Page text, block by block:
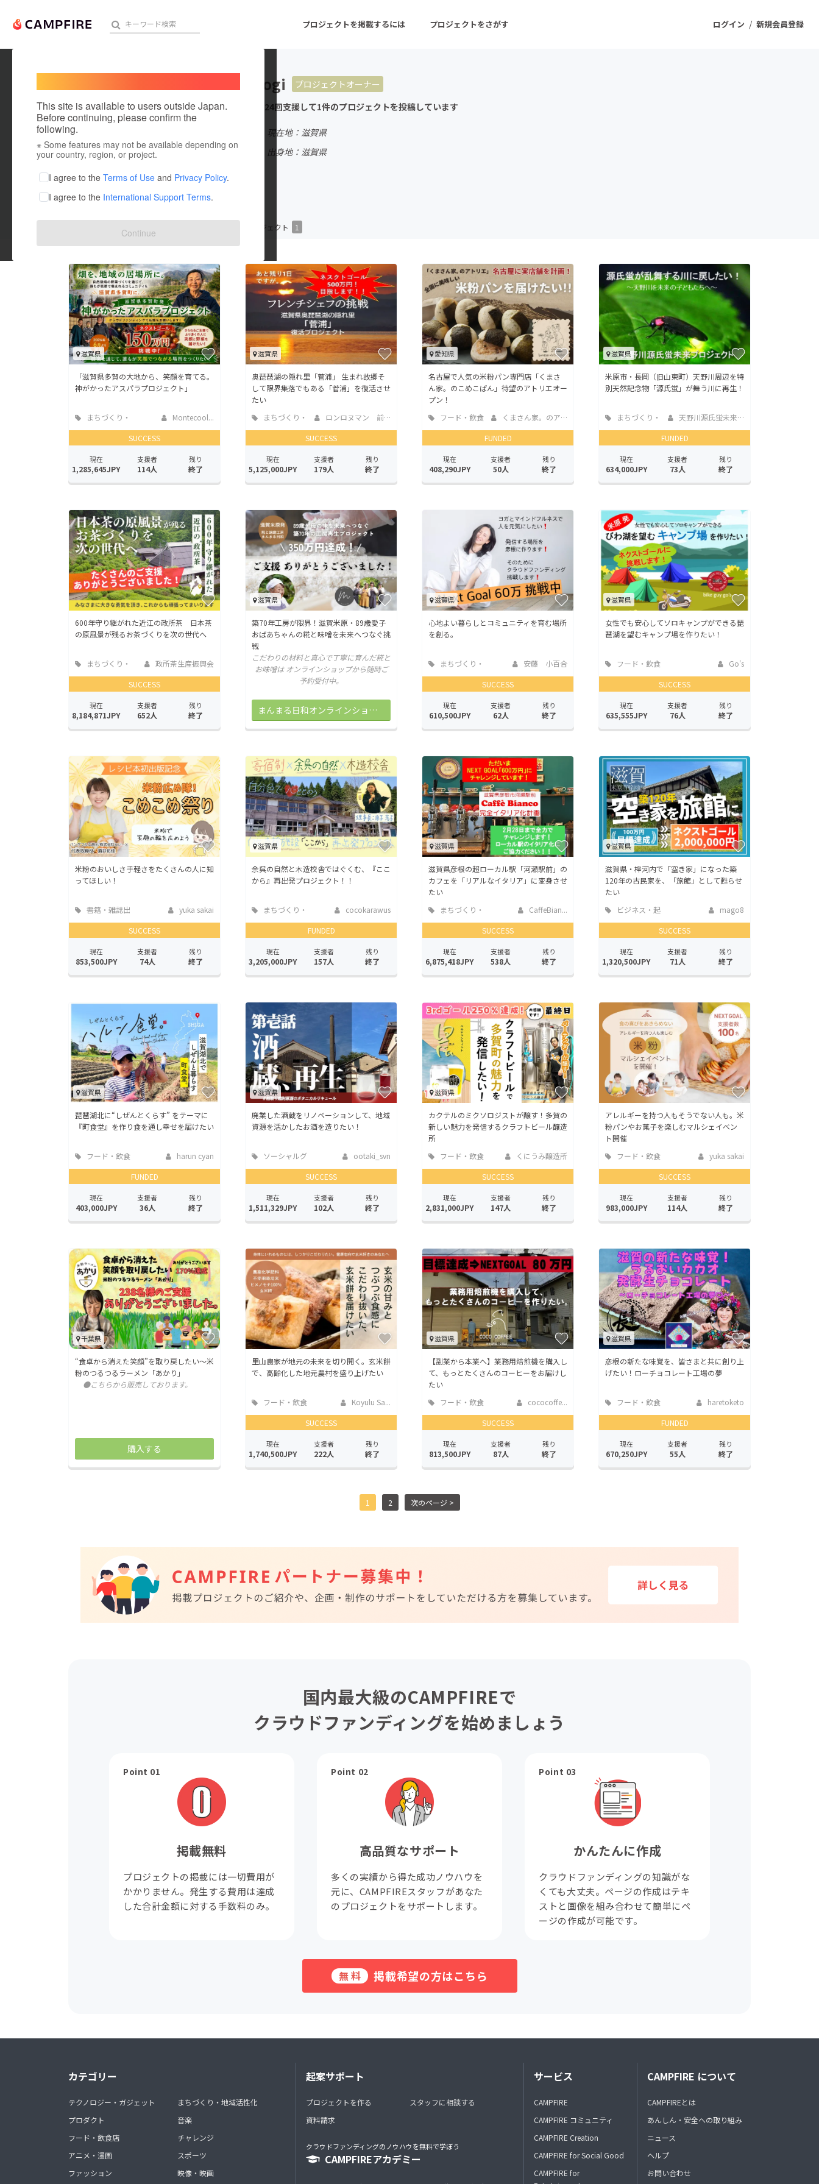
ログイン / 新規会員登録
プロジェクトを掲載するには プロジェクトをさがす
人気のプロジェクト 注目のリターン 注目の新着プロジェクト 募集終了が近いプロジェクト
アート・写真 音楽
テクノロジー・ガジェット
映像・映画
ビジネス・起業
チャレンジ
まちづくり・地域活性化
CAMPFIRE for Social Good
CAMPFIRE Creation
CAMPFIREふるさと納税
machi-ya コミュニティ
This site is available to users outside Japan.
Before continuing, please confirm the
following.
※ Some features may not be available depending on
your country, region, or project.
I agree to the Terms of Use and Privacy Policy.
I agree to the International Support Terms.
Continue
sayuri jogi
プロジェクトオーナー
これまでに24回支援して1件のプロジェクトを投稿しています
現在地：滋賀県
出身国：日本
出身地：滋賀県
プロジェクト 1
滋賀県
「滋賀県多賀の大地から、笑顔を育てる。
神がかったアスパラプロジェクト」
まちづくり・
Montecool...
SUCCESS
現在
1,285,645JPY
支援者
114人
残り
終了
滋賀県
奥琵琶湖の隠れ里「菅浦」 生まれ故郷そ
して限界集落でもある「菅浦」を復活させ
たい
まちづくり・
ロンロヌマン 前田
SUCCESS
現在
5,125,000JPY
支援者
179人
残り
終了
愛知県
名古屋で人気の米粉パン専門店「くまさ
ん家。のこめこぱん」待望のアトリエオー
プン！
フード・飲食
くまさん家。のアトリエ
FUNDED
現在
408,290JPY
支援者
50人
残り
終了
滋賀県
米原市・長岡（旧山東町）天野川周辺を特
別天然記念物「源氏蛍」が舞う川に再生！
まちづくり・
天野川源氏蛍未来プ...
FUNDED
現在
634,000JPY
支援者
73人
残り
終了
600年守り継がれた近江の政所茶 日本茶
の原風景が残るお茶づくりを次の世代へ
まちづくり・
政所茶生産振興会
SUCCESS
現在
8,184,871JPY
支援者
652人
残り
終了
滋賀県
築70年工房が限界！滋賀米原・89歳愛子
おばあちゃんの糀と味噌を未来へつなぐ挑
戦
こだわりの材料と真心で丁寧に育んだ糀と
お味噌は オンラインショップから随時ご
予約受付中。
まんまる日和オンラインショップ
滋賀県
心地よい暮らしとコミュニティを育む場所
を創る。
まちづくり・
安藤 小百合
SUCCESS
現在
610,500JPY
支援者
62人
残り
終了
滋賀県
女性でも安心してソロキャンプができる琵
琶湖を望むキャンプ場を作りたい！
フード・飲食
Go's
SUCCESS
現在
635,555JPY
支援者
76人
残り
終了
米粉のおいしさ手軽さをたくさんの人に知
ってほしい！
書籍・雑誌出
yuka sakai
SUCCESS
現在
853,500JPY
支援者
74人
残り
終了
滋賀県
余呉の自然と木造校舎ではぐくむ、『ここ
から』再出発プロジェクト！！
まちづくり・
cocokarawus
FUNDED
現在
3,205,000JPY
支援者
157人
残り
終了
滋賀県
滋賀県彦根の超ローカル駅「河瀬駅前」の
カフェを「リアルなイタリア」に変身させ
たい
まちづくり・
CaffeBian...
SUCCESS
現在
6,875,418JPY
支援者
538人
残り
終了
滋賀県
滋賀県・梓河内で「空き家」になった築
120年の古民家を、「旅館」として甦らせ
たい
ビジネス・起
mago8
SUCCESS
現在
1,320,500JPY
支援者
71人
残り
終了
滋賀県
琵琶湖北に“しぜんとくらす” をテーマに
『町食堂』を作り食を通し幸せを届けたい
フード・飲食
harun cyan
FUNDED
現在
403,000JPY
支援者
36人
残り
終了
滋賀県
廃業した酒蔵をリノベーションして、地域
資源を活かしたお酒を造りたい！
ソーシャルグ
ootaki_svn
SUCCESS
現在
1,511,329JPY
支援者
102人
残り
終了
滋賀県
カクテルのミクソロジストが醸す！多賀の
新しい魅力を発信するクラフトビール醸造
所
フード・飲食
くにうみ醸造所
SUCCESS
現在
2,831,000JPY
支援者
147人
残り
終了
アレルギーを持つ人もそうでない人も。米
粉パンやお菓子を楽しむマルシェイベン
ト開催
フード・飲食
yuka sakai
SUCCESS
現在
983,000JPY
支援者
114人
残り
終了
千葉県
“食卓から消えた笑顔”を取り戻したい～米
粉のつるつるラーメン「あかり」
●こちらから販売しております。
購入する
里山農家が地元の未来を切り開く。玄米餅
で、高齢化した地元農村を盛り上げたい
フード・飲食
Koyulu Sa...
SUCCESS
現在
1,740,500JPY
支援者
222人
残り
終了
滋賀県
【副業から本業へ】業務用焙煎機を購入し
て、もっとたくさんのコーヒーをお届けし
たい
フード・飲食
cococoffe...
SUCCESS
現在
813,500JPY
支援者
87人
残り
終了
滋賀県
彦根の新たな味覚を、皆さまと共に創り上
げたい！ローチョコレート工場の夢
フード・飲食
haretoketo
FUNDED
現在
670,250JPY
支援者
55人
残り
終了
1 2 次のページ >
国内最大級のCAMPFIREで
クラウドファンディングを始めましょう
Point 01
掲載無料
プロジェクトの掲載には一切費用が
かかりません。発生する費用は達成
した合計金額に対する手数料のみ。
Point 02
高品質なサポート
多くの実績から得た成功ノウハウを
元に、CAMPFIREスタッフがあなた
のプロジェクトをサポートします。
Point 03
かんたんに作成
クラウドファンディングの知識がな
くても大丈夫。ページの作成はテキ
ストと画像を組み合わせて簡単にペ
ージの作成が可能です。
無料 掲載希望の方はこちら
カテゴリー
テクノロジー・ガジェット
プロダクト
フード・飲食店
アニメ・漫画
ファッション
まちづくり・地域活性化
音楽
チャレンジ
スポーツ
映像・映画
起案サポート
プロジェクトを作る
資料請求
スタッフに相談する
クラウドファンディングのノウハウを無料で学ぼう
CAMPFIREアカデミー
サービス
CAMPFIRE
CAMPFIRE コミュニティ
CAMPFIRE Creation
CAMPFIRE for Social Good
CAMPFIRE for
CAMPFIRE について
CAMPFIREとは
あんしん・安全への取り組み
ニュース
ヘルプ
お問い合わせ